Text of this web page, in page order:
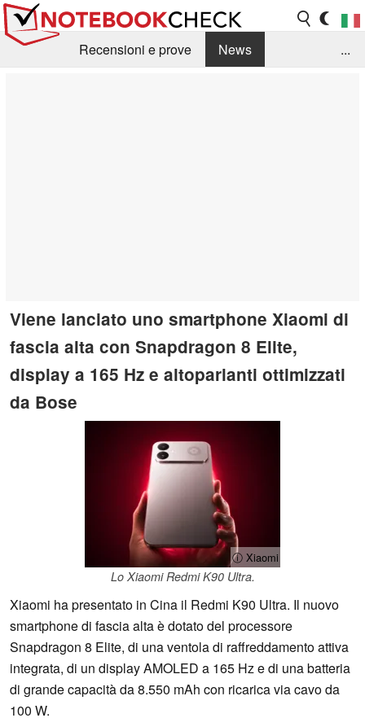
Recensioni e prove
News
...
Viene lanciato uno smartphone Xiaomi di
fascia alta con Snapdragon 8 Elite,
display a 165 Hz e altoparlanti ottimizzati
da Bose
ⓘ Xiaomi
Lo Xiaomi Redmi K90 Ultra.
Xiaomi ha presentato in Cina il Redmi K90 Ultra. Il nuovo
smartphone di fascia alta è dotato del processore
Snapdragon 8 Elite, di una ventola di raffreddamento attiva
integrata, di un display AMOLED a 165 Hz e di una batteria
di grande capacità da 8.550 mAh con ricarica via cavo da
100 W.